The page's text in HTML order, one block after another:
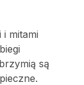
mitami
są